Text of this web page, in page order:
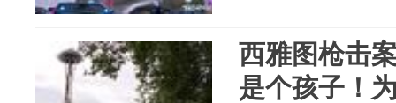
西雅图枪击
是个孩子！